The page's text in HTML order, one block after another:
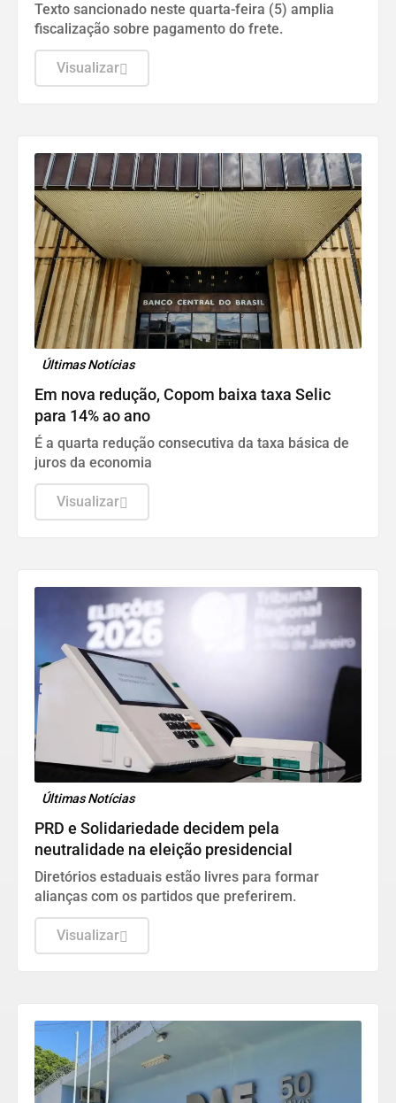
Texto sancionado neste quarta-feira (5) amplia
fiscalização sobre pagamento do frete.
Visualizar
Últimas Notícias
Em nova redução, Copom baixa taxa Selic
para 14% ao ano
É a quarta redução consecutiva da taxa básica de
juros da economia
Visualizar
Últimas Notícias
PRD e Solidariedade decidem pela
neutralidade na eleição presidencial
Diretórios estaduais estão livres para formar
alianças com os partidos que preferirem.
Visualizar